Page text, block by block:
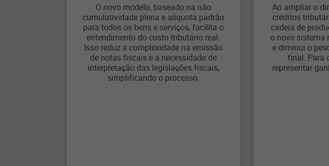
O novo modelo, baseado na não
cumulatividade plena e alíquota padrão
para todos os bens e serviços, facilita o
entendimento do custo tributário real.
Isso reduz a complexidade na emissão
de notas fiscais e a necessidade de
interpretação das legislações fiscais,
simplificando o processo.
Ao ampliar o
créditos
cadeia de
o novo sistema
e diminui o
final. Para
representar